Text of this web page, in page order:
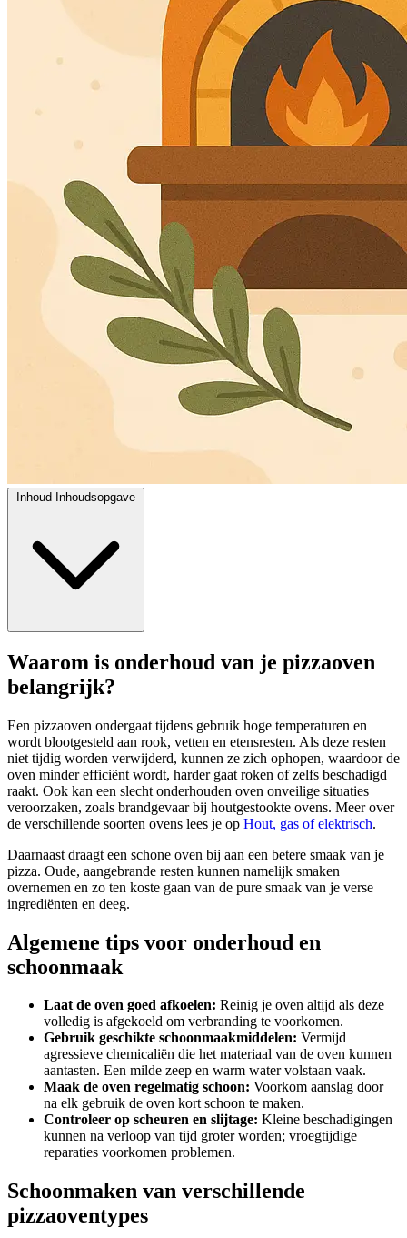
Inhoud Inhoudsopgave
Waarom is onderhoud van je pizzaoven
belangrijk?
Een pizzaoven ondergaat tijdens gebruik hoge temperaturen en
wordt blootgesteld aan rook, vetten en etensresten. Als deze resten
niet tijdig worden verwijderd, kunnen ze zich ophopen, waardoor de
oven minder efficiënt wordt, harder gaat roken of zelfs beschadigd
raakt. Ook kan een slecht onderhouden oven onveilige situaties
veroorzaken, zoals brandgevaar bij houtgestookte ovens. Meer over
de verschillende soorten ovens lees je op Hout, gas of elektrisch.
Daarnaast draagt een schone oven bij aan een betere smaak van je
pizza. Oude, aangebrande resten kunnen namelijk smaken
overnemen en zo ten koste gaan van de pure smaak van je verse
ingrediënten en deeg.
Algemene tips voor onderhoud en
schoonmaak
Laat de oven goed afkoelen: Reinig je oven altijd als deze
volledig is afgekoeld om verbranding te voorkomen.
Gebruik geschikte schoonmaakmiddelen: Vermijd
agressieve chemicaliën die het materiaal van de oven kunnen
aantasten. Een milde zeep en warm water volstaan vaak.
Maak de oven regelmatig schoon: Voorkom aanslag door
na elk gebruik de oven kort schoon te maken.
Controleer op scheuren en slijtage: Kleine beschadigingen
kunnen na verloop van tijd groter worden; vroegtijdige
reparaties voorkomen problemen.
Schoonmaken van verschillende
pizzaoventypes